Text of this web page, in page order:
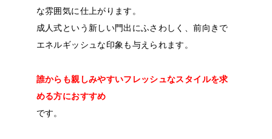
な雰囲気に仕上がります。
成人式という新しい門出にふさわしく、前向きで
エネルギッシュな印象も与えられます。
誰からも親しみやすいフレッシュなスタイルを求
める方におすすめ
です。